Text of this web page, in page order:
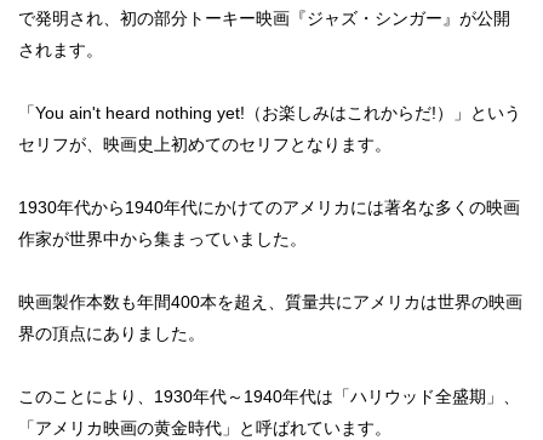
で発明され、初の部分トーキー映画『ジャズ・シンガー』が公開
されます。
「You ain't heard nothing yet!（お楽しみはこれからだ!）」という
セリフが、映画史上初めてのセリフとなります。
1930年代から1940年代にかけてのアメリカには著名な多くの映画
作家が世界中から集まっていました。
映画製作本数も年間400本を超え、質量共にアメリカは世界の映画
界の頂点にありました。
このことにより、1930年代～1940年代は「ハリウッド全盛期」、
「アメリカ映画の黄金時代」と呼ばれています。